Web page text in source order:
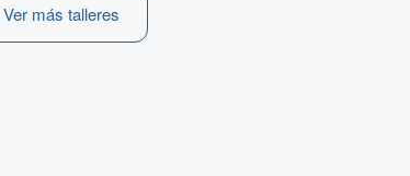
Ver más talleres